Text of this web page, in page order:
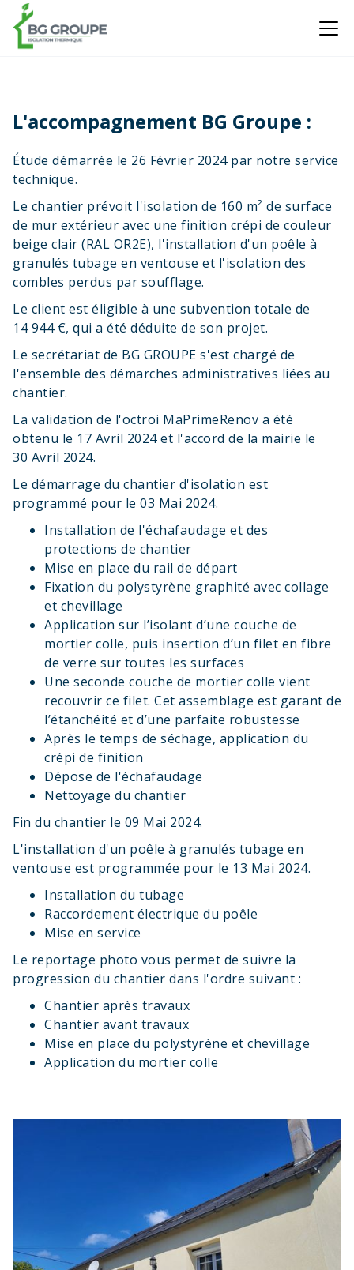
L'accompagnement BG Groupe :
Étude démarrée le 26 Février 2024 par notre service
technique.
Le chantier prévoit l'isolation de 160 m² de surface
de mur extérieur avec une finition crépi de couleur
beige clair (RAL OR2E), l'installation d'un poêle à
granulés tubage en ventouse et l'isolation des
combles perdus par soufflage.
Le client est éligible à une subvention totale de
14 944 €, qui a été déduite de son projet.
Le secrétariat de BG GROUPE s'est chargé de
l'ensemble des démarches administratives liées au
chantier.
La validation de l'octroi MaPrimeRenov a été
obtenu le 17 Avril 2024 et l'accord de la mairie le
30 Avril 2024.
Le démarrage du chantier d'isolation est
programmé pour le 03 Mai 2024.
Installation de l'échafaudage et des
protections de chantier
Mise en place du rail de départ
Fixation du polystyrène graphité avec collage
et chevillage
Application sur l’isolant d’une couche de
mortier colle, puis insertion d’un filet en fibre
de verre sur toutes les surfaces
Une seconde couche de mortier colle vient
recouvrir ce filet. Cet assemblage est garant de
l’étanchéité et d’une parfaite robustesse
Après le temps de séchage, application du
crépi de finition
Dépose de l'échafaudage
Nettoyage du chantier
Fin du chantier le 09 Mai 2024.
L'installation d'un poêle à granulés tubage en
ventouse est programmée pour le 13 Mai 2024.
Installation du tubage
Raccordement électrique du poêle
Mise en service
Le reportage photo vous permet de suivre la
progression du chantier dans l'ordre suivant :
Chantier après travaux
Chantier avant travaux
Mise en place du polystyrène et chevillage
Application du mortier colle